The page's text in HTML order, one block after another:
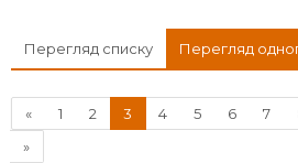
Перегляд списку Перегляд
«Назад
1 2 3 (поточний)
4 5 6 7
»Далі